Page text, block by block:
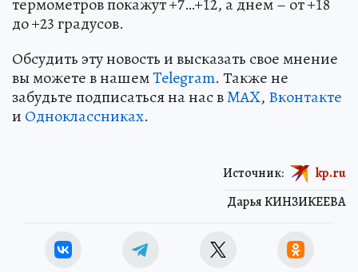
термометров покажут +7…+12, а днем – от +18
до +23 градусов.
Обсудить эту новость и высказать свое мнение
вы можете в нашемTelegram. Также не
забудьте подписаться на нас вMAX, Вконтакте
и Одноклассниках.
Дарья КИНЗИКЕЕВА
Источник: kp.ru